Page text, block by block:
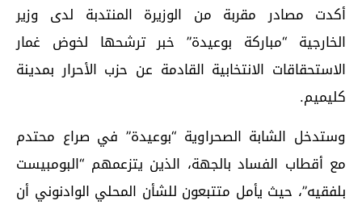
أكدت مصادر مقربة من الوزيرة المنتدبة لدى وزير
الخارجية “مباركة بوعيدة” خبر ترشحها لخوض غمار
الاستحقاقات الانتخابية القادمة عن حزب الأحرار بمدينة
كليميم.
وستدخل الشابة الصحراوية “بوعيدة” في صراع محتدم
مع أقطاب الفساد بالجهة، الذين يتزعمهم “البومبيست
بلفقيه”، حيث يأمل متتبعون للشأن المحلي الوادنوني أن